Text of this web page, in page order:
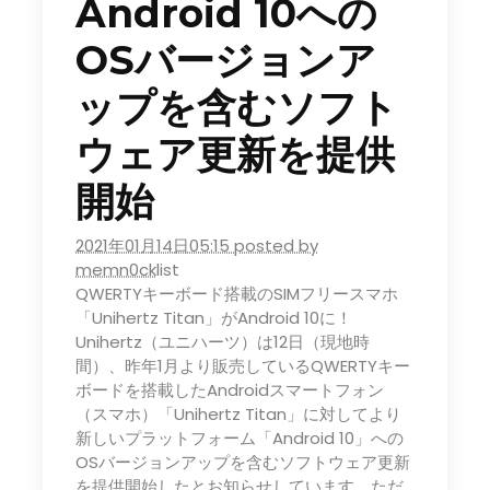
Android 10への
OSバージョンア
ップを含むソフト
ウェア更新を提供
開始
2021年01月14日05:15 posted by
memn0cklist
QWERTYキーボード搭載のSIMフリースマホ
「Unihertz Titan」がAndroid 10に！
Unihertz（ユニハーツ）は12日（現地時
間）、昨年1月より販売しているQWERTYキー
ボードを搭載したAndroidスマートフォン
（スマホ）「Unihertz Titan」に対してより
新しいプラットフォーム「Android 10」への
OSバージョンアップを含むソフトウェア更新